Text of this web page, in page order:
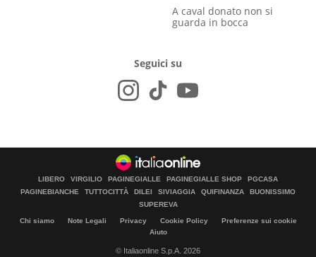
A caval donato non si
guarda in bocca
Seguici su
LIBERO VIRGILIO PAGINEGIALLE PAGINEGIALLE SHOP
PGCASA
PAGINEBIANCHE
TUTTOCITTÀ DILEI SIVIAGGIA QUIFINANZA
BUONISSIMO
SUPEREVA
Chi siamo Note Legali Privacy Cookie Policy
Preferenze sui cookie
Aiuto
© Italiaonline S.p.A. 2026